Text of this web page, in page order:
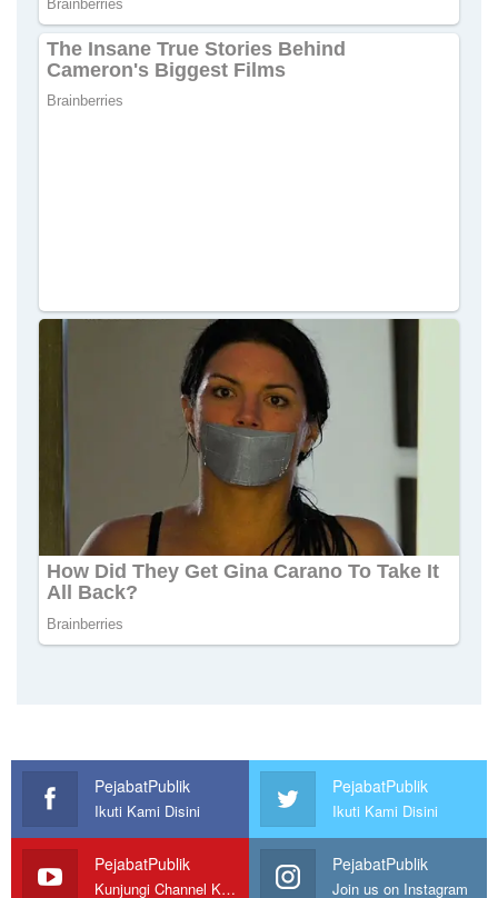
PejabatPublik
Ikuti Kami Disini
PejabatPublik
Ikuti Kami Disini
PejabatPublik
Kunjungi Channel Kami
PejabatPublik
Join us on Instagram